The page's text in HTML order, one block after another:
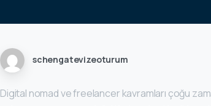
schengatevizeoturum
Digital nomad ve freelancer kavramları çoğu